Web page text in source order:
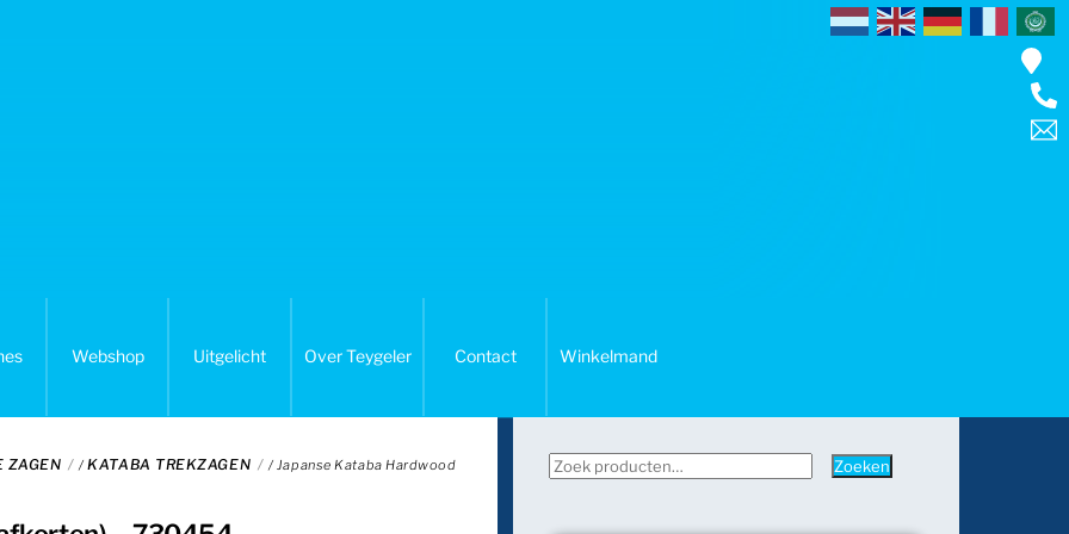
Webshop Uitgelicht Over Teygeler Contact Winkelmand
ZAGEN /KATABA TREKZAGEN
/ Japanse Kataba Hardwood
Zoeken
Zoeken